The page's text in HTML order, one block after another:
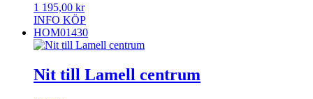
1 195,00 kr
INFO KÖP
HOM01430
Nit till Lamell centrum